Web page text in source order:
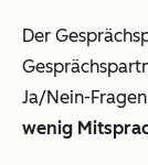
Der
Ja/Nein-
wenig